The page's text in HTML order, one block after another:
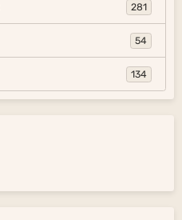
281
54
134